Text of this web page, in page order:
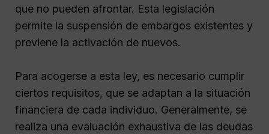
que no pueden afrontar. Esta legislación
permite la suspensión de embargos existentes y
previene la activación de nuevos.
Para acogerse a esta ley, es necesario cumplir
ciertos requisitos, que se adaptan a la situación
financiera de cada individuo. Generalmente, se
realiza una evaluación exhaustiva de las deudas